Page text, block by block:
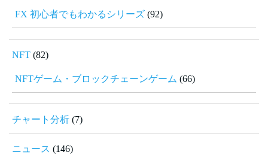
FX 初心者でもわかるシリーズ (92)
NFT (82)
NFTゲーム・ブロックチェーンゲーム (66)
チャート分析 (7)
ニュース (146)